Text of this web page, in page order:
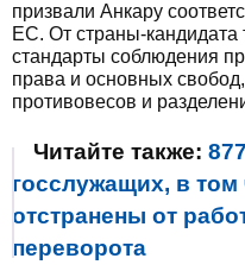
призвали Анкару
ЕС. От страны-
стандарты соблюдения
права и основных
противовесов и
Читайте также:
госслужащих, в том
отстранены от
переворота